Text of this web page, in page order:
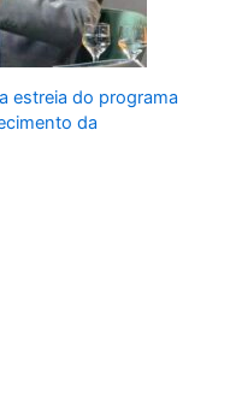
estreia do programa
da